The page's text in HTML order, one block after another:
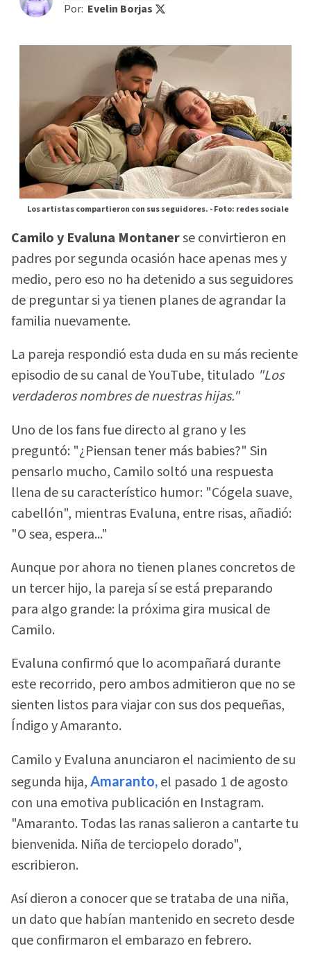
Por: Evelin Borjas
Los artistas compartieron con sus seguidores. -Foto: redes sociale
Camilo y Evaluna Montanerse convirtieron en
padres por segunda ocasión hace apenas mes y
medio, pero eso no ha detenido a sus seguidores
de preguntar si ya tienen planes de agrandar la
familia nuevamente.
La pareja respondió esta duda en su más reciente
episodio de su canal de YouTube, titulado "Los
verdaderos nombres de nuestras hijas."
Uno de los fans fue directo al grano y les
preguntó: "¿Piensan tener más babies?" Sin
pensarlo mucho, Camilo soltó una respuesta
llena de su característico humor: "Cógela suave,
cabellón", mientras Evaluna, entre risas, añadió:
"O sea, espera..."
Aunque por ahora no tienen planes concretos de
un tercer hijo, la pareja sí se está preparando
para algo grande: la próxima gira musical de
Camilo.
Evaluna confirmó que lo acompañará durante
este recorrido, pero ambos admitieron que no se
sienten listos para viajar con sus dos pequeñas,
Índigo y Amaranto.
Camilo y Evaluna anunciaron el nacimiento de su
segunda hija, Amaranto, el pasado 1 de agosto
con una emotiva publicación en Instagram.
"Amaranto. Todas las ranas salieron a cantarte tu
bienvenida. Niña de terciopelo dorado",
escribieron.
Así dieron a conocer que se trataba de una niña,
un dato que habían mantenido en secreto desde
que confirmaron el embarazo en febrero.